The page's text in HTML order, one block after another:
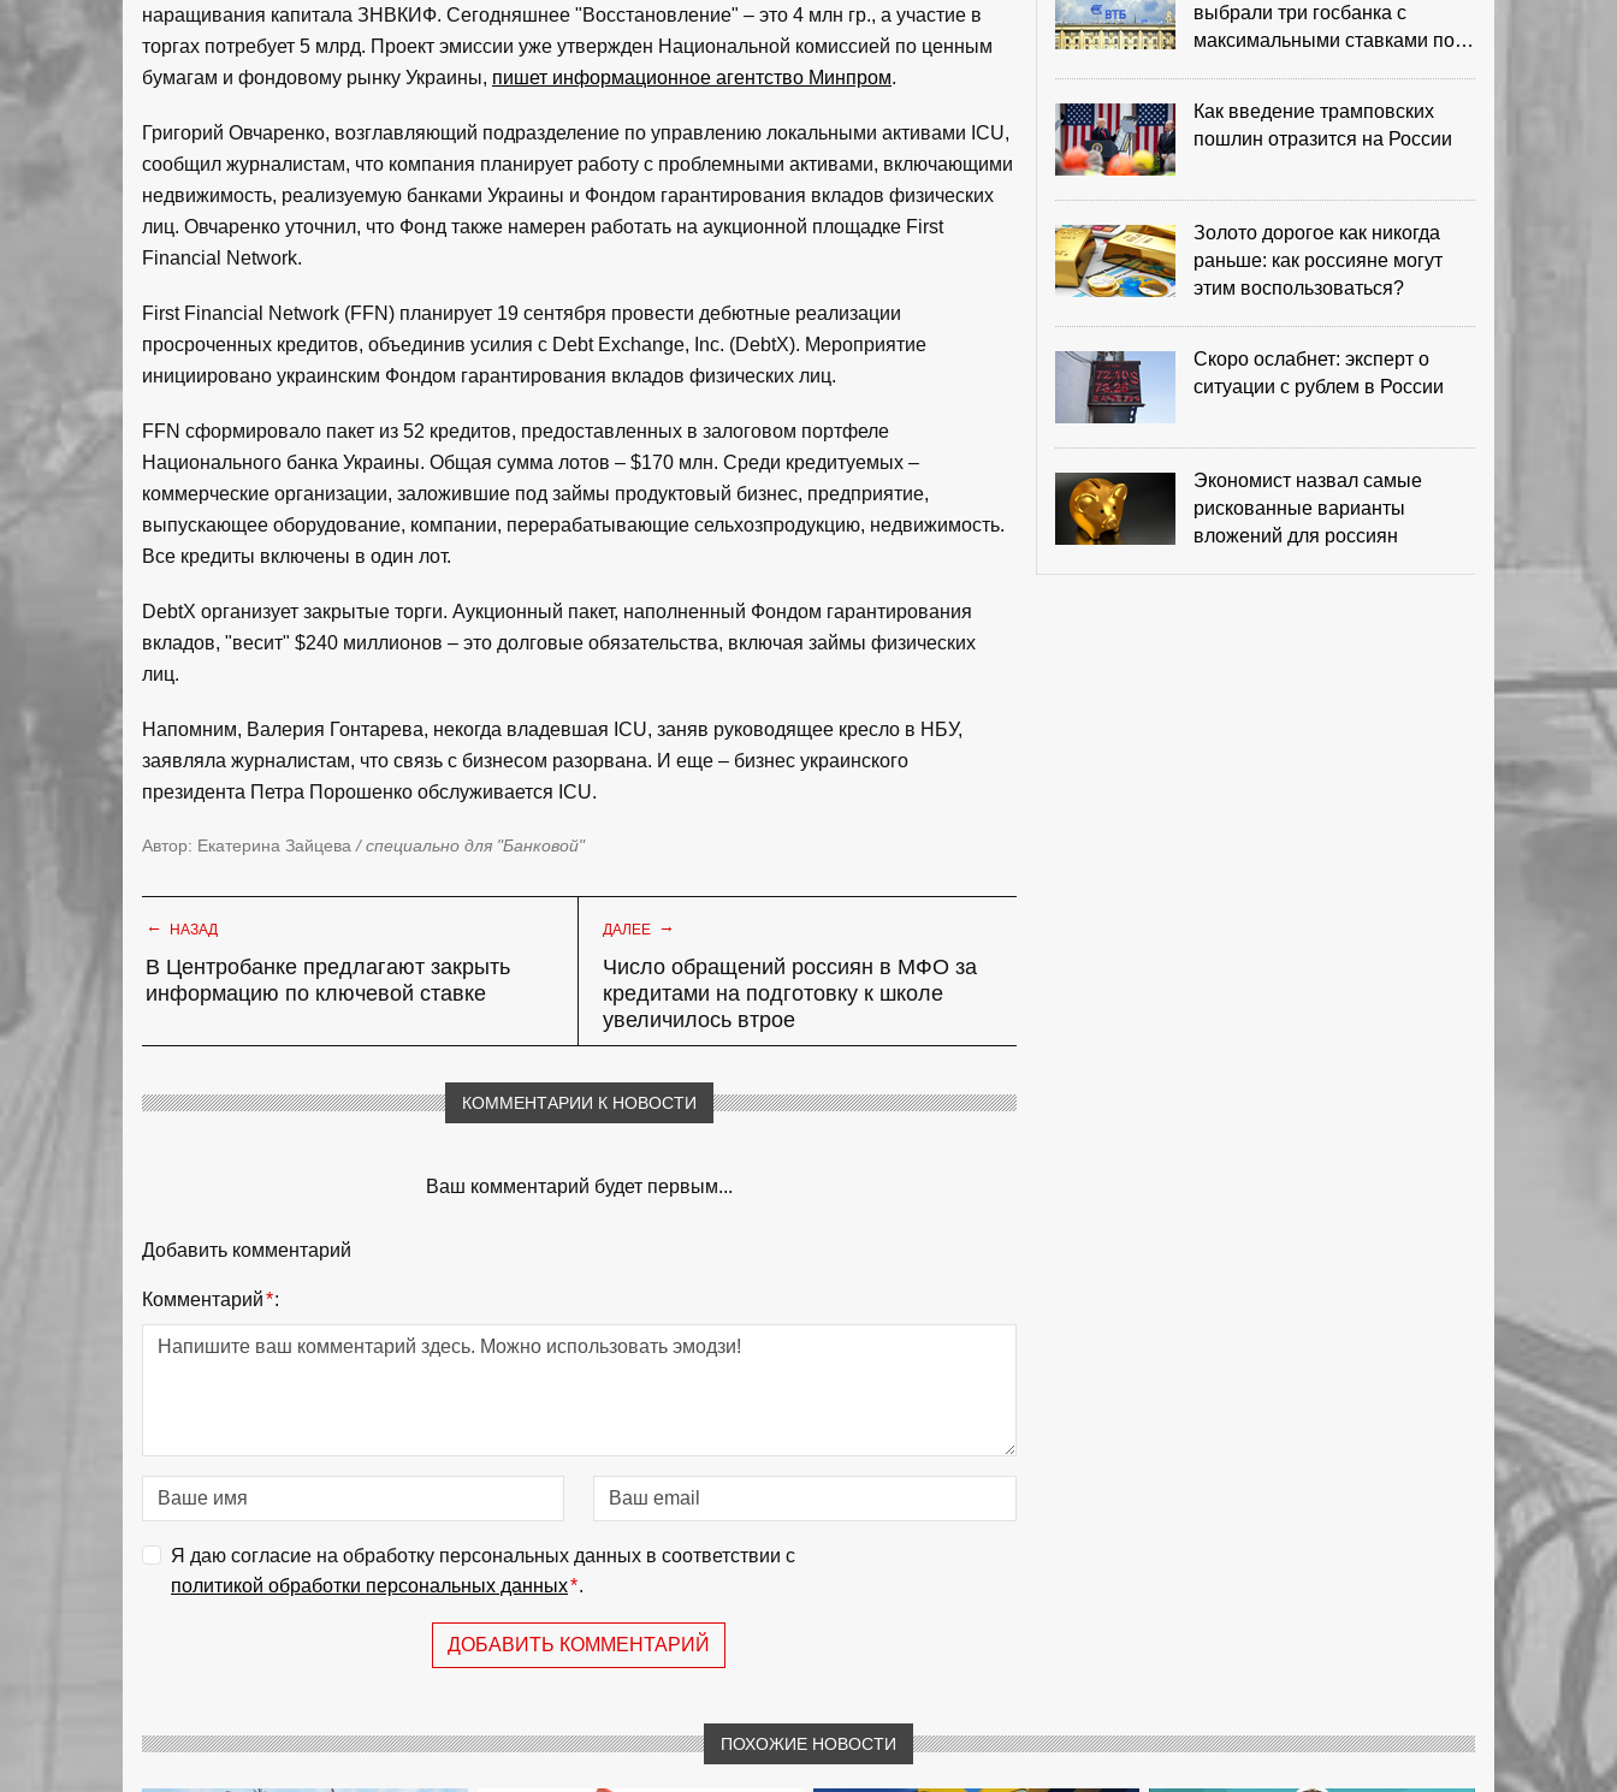
наращивания капитала ЗНВКИФ. Сегодняшнее "Восстановление" – это 4 млн гр., а участие в
торгах потребует 5 млрд. Проект эмиссии уже утвержден Национальной комиссией по ценным
бумагам и фондовому рынку Украины, пишет информационное агентство Минпром.
Григорий Овчаренко, возглавляющий подразделение по управлению локальными активами ICU,
сообщил журналистам, что компания планирует работу с проблемными активами, включающими
недвижимость, реализуемую банками Украины и Фондом гарантирования вкладов физических
лиц. Овчаренко уточнил, что Фонд также намерен работать на аукционной площадке First
Financial Network.
First Financial Network (FFN) планирует 19 сентября провести дебютные реализации
просроченных кредитов, объединив усилия с Debt Exchange, Inc. (DebtX). Мероприятие
инициировано украинским Фондом гарантирования вкладов физических лиц.
FFN сформировало пакет из 52 кредитов, предоставленных в залоговом портфеле
Национального банка Украины. Общая сумма лотов – $170 млн. Среди кредитуемых –
коммерческие организации, заложившие под займы продуктовый бизнес, предприятие,
выпускающее оборудование, компании, перерабатывающие сельхозпродукцию, недвижимость.
Все кредиты включены в один лот.
DebtX организует закрытые торги. Аукционный пакет, наполненный Фондом гарантирования
вкладов, "весит" $240 миллионов – это долговые обязательства, включая займы физических
лиц.
Напомним, Валерия Гонтарева, некогда владевшая ICU, заняв руководящее кресло в НБУ,
заявляла журналистам, что связь с бизнесом разорвана. И еще – бизнес украинского
президента Петра Порошенко обслуживается ICU.
Автор: Екатерина Зайцева/ специально для "Банковой"
← НАЗАД
В Центробанке предлагают закрыть
информацию по ключевой ставке
ДАЛЕЕ →
Число обращений россиян в МФО за
кредитами на подготовку к школе
увеличилось втрое
КОММЕНТАРИИ К НОВОСТИ
Ваш комментарий будет первым...
Добавить комментарий
Комментарий*:
Я даю согласие на обработку персональных данных в соответствии с
политикой обработки персональных данных*.
ДОБАВИТЬ КОММЕНТАРИЙ
выбрали три госбанка с
максимальными ставками по
Как введение трамповских
пошлин отразится на России
Золото дорогое как никогда
раньше: как россияне могут
этим воспользоваться?
Скоро ослабнет: эксперт о
ситуации с рублем в России
Экономист назвал самые
рискованные варианты
вложений для россиян
ПОХОЖИЕ НОВОСТИ